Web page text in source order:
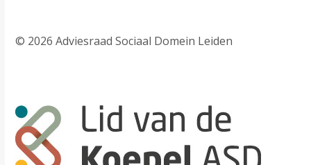
© 2026 Adviesraad Sociaal Domein Leiden